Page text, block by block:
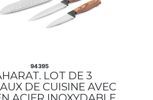
94395
LOT DE 3
DE CUISINE AVEC